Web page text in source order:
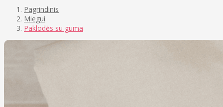
Pagrindinis
Miegui
Paklodės su guma